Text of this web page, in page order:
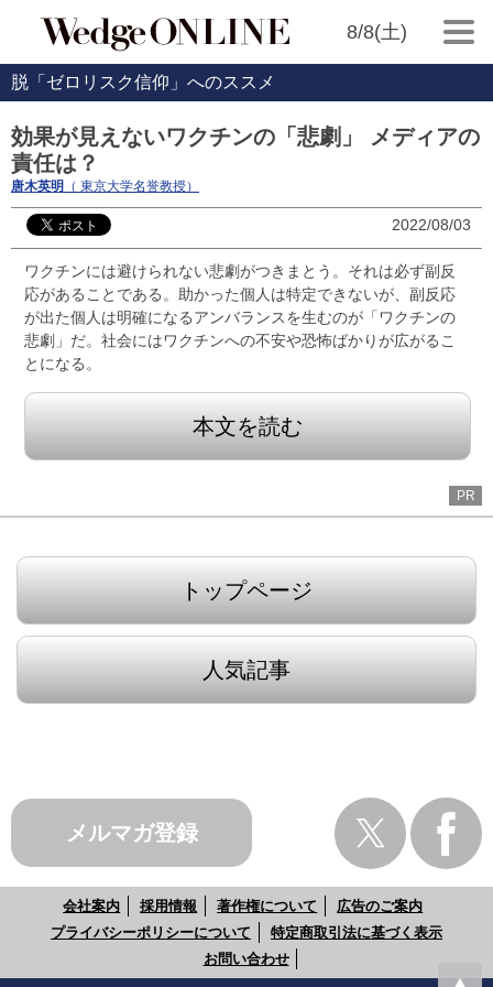
8/8(土)
脱「ゼロリスク信仰」へのススメ
効果が見えないワクチンの「悲劇」 メディアの
責任は？
唐木英明 （ 東京大学名誉教授）
2022/08/03
ワクチンには避けられない悲劇がつきまとう。それは必ず副反
応があることである。助かった個人は特定できないが、副反応
が出た個人は明確になるアンバランスを生むのが「ワクチンの
悲劇」だ。社会にはワクチンへの不安や恐怖ばかりが広がるこ
とになる。
本文を読む
PR
トップページ
人気記事
メルマガ登録
会社案内 採用情報 著作権について
広告のご案内
プライバシーポリシーについて
特定商取引法に基づく表示
お問い合わせ